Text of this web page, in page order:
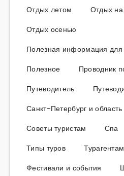
Отдых летом
Отдых
Отдых осенью
Полезная информация для
Полезное
Проводник
Путеводитель
Санкт-Петербург и область
Советы туристам
Спа
Типы туров
Турагентам
Фестивали и события